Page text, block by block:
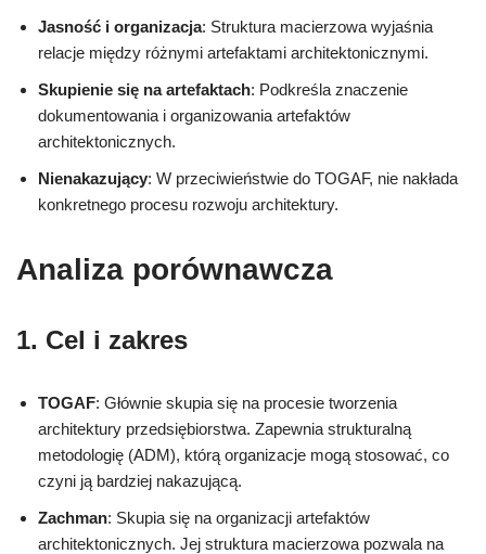
Jasność i organizacja: Struktura macierzowa wyjaśnia
relacje między różnymi artefaktami architektonicznymi.
Skupienie się na artefaktach: Podkreśla znaczenie
dokumentowania i organizowania artefaktów
architektonicznych.
Nienakazujący: W przeciwieństwie do TOGAF, nie nakłada
konkretnego procesu rozwoju architektury.
Analiza porównawcza
1. Cel i zakres
TOGAF: Głównie skupia się na procesie tworzenia
architektury przedsiębiorstwa. Zapewnia strukturalną
metodologię (ADM), którą organizacje mogą stosować, co
czyni ją bardziej nakazującą.
Zachman: Skupia się na organizacji artefaktów
architektonicznych. Jej struktura macierzowa pozwala na